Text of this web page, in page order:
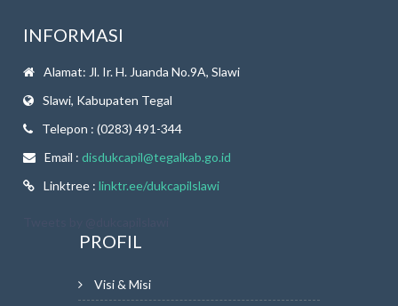
INFORMASI
Alamat: Jl. Ir. H. Juanda No.9A, Slawi
Slawi, Kabupaten Tegal
Telepon : (0283) 491-344
Email :disdukcapil@tegalkab.go.id
Linktree :linktr.ee/dukcapilslawi
PROFIL
Visi & Misi